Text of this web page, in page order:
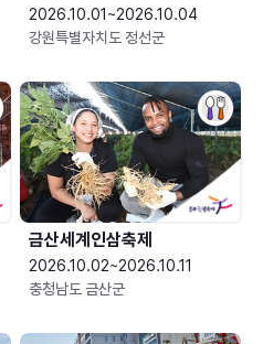
2026.10.01~2026.10.04
강원특별자치도 정선군
금산세계인삼축제
2026.10.02~2026.10.11
충청남도 금산군